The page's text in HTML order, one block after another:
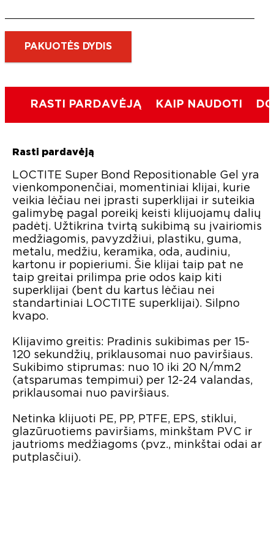
PAKUOTĖS DYDIS
RASTI PARDAVĖJĄ KAIP NAUDOTI
Rasti pardavėją
LOCTITE Super Bond Repositionable Gel yra
vienkomponenčiai, momentiniai klijai, kurie
veikia lėčiau nei įprasti superklijai ir suteikia
galimybę pagal poreikį keisti klijuojamų dalių
padėtį. Užtikrina tvirtą sukibimą su įvairiomis
medžiagomis, pavyzdžiui, plastiku, guma,
metalu, medžiu, keramika, oda, audiniu,
kartonu ir popieriumi. Šie klijai taip pat ne
taip greitai prilimpa prie odos kaip kiti
superklijai (bent du kartus lėčiau nei
standartiniai LOCTITE superklijai). Silpno
kvapo.
Klijavimo greitis: Pradinis sukibimas per 15-
120 sekundžių, priklausomai nuo paviršiaus.
Sukibimo stiprumas: nuo 10 iki 20 N/mm2
(atsparumas tempimui) per 12-24 valandas,
priklausomai nuo paviršiaus.
Netinka klijuoti PE, PP, PTFE, EPS, stiklui,
glazūruotiems paviršiams, minkštam PVC ir
jautrioms medžiagoms (pvz., minkštai odai ar
putplasčiui).